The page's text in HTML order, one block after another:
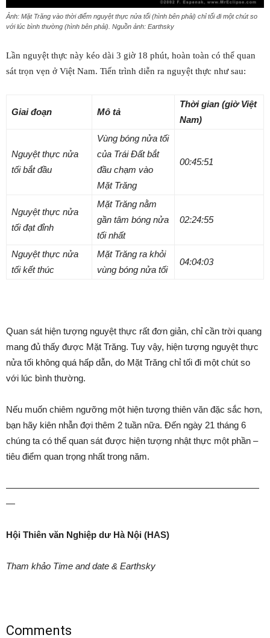
Ảnh: Mặt Trăng vào thời điểm nguyệt thực nửa tối (hình bên phải) chỉ tối đi một chút so
với lúc bình thường (hình bên phải). Nguồn ảnh: Earthsky
Lần nguyệt thực này kéo dài 3 giờ 18 phút, hoàn toàn có thể quan
sát trọn vẹn ở Việt Nam. Tiến trình diễn ra nguyệt thực như sau:
Giai đoạn Mô tả
Thời gian (giờ Việt
Nam)
Nguyệt thực nửa
tối bắt đầu
Vùng bóng nửa tối
của Trái Đất bắt
đầu chạm vào
Mặt Trăng
00:45:51
Nguyệt thực nửa
tối đạt đỉnh
Mặt Trăng nằm
gần tâm bóng nửa
tối nhất
02:24:55
Nguyệt thực nửa
tối kết thúc
Mặt Trăng ra khỏi
vùng bóng nửa tối
04:04:03
Quan sát hiện tượng nguyệt thực rất đơn giản, chỉ cần trời quang
mang đủ thấy được Mặt Trăng. Tuy vậy, hiện tượng nguyệt thực
nửa tối không quá hấp dẫn, do Mặt Trăng chỉ tối đi một chút so
với lúc bình thường.
Nếu muốn chiêm ngưỡng một hiện tượng thiên văn đặc sắc hơn,
bạn hãy kiên nhẫn đợi thêm 2 tuần nữa. Đến ngày 21 tháng 6
chúng ta có thể quan sát được hiện tượng nhật thực một phần –
tiêu điểm quan trọng nhất trong năm.
————————————————————————————
—
Hội Thiên văn Nghiệp dư Hà Nội (HAS)
Tham khảo Time and date & Earthsky
Comments